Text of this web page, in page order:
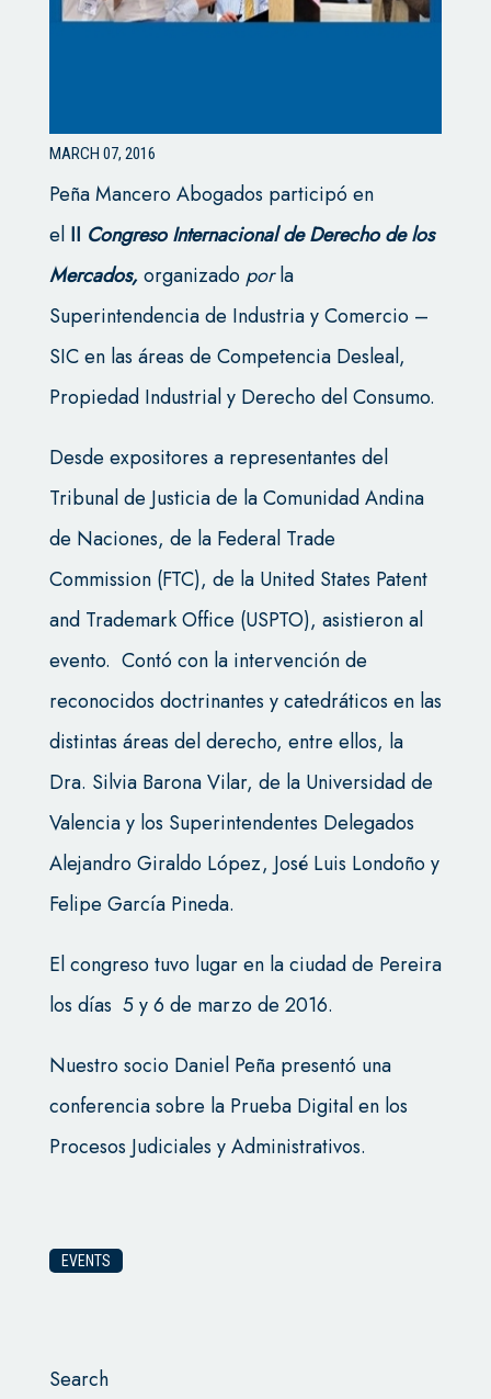
MARCH 07, 2016
Peña Mancero Abogados participó en
el II Congreso Internacional de Derecho de los
Mercados,organizado porla
Superintendencia de Industria y Comercio –
SIC en las áreas de Competencia Desleal,
Propiedad Industrial y Derecho del Consumo.
Desde expositores a representantes del
Tribunal de Justicia de la Comunidad Andina
de Naciones, de la Federal Trade
Commission (FTC), de la United States Patent
and Trademark Office (USPTO), asistieron al
evento. Contó con la intervención de
reconocidos doctrinantes y catedráticos en las
distintas áreas del derecho, entre ellos, la
Dra. Silvia Barona Vilar, de la Universidad de
Valencia y los Superintendentes Delegados
Alejandro Giraldo López, José Luis Londoño y
Felipe García Pineda.
El congreso tuvo lugar en la ciudad de Pereira
los días 5 y 6 de marzo de 2016.
Nuestro socio Daniel Peña presentó una
conferencia sobre la Prueba Digital en los
Procesos Judiciales y Administrativos.
EVENTS
Search